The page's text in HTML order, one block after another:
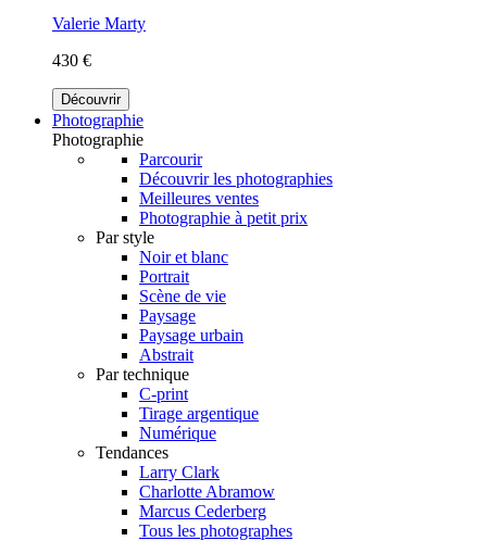
Valerie Marty
430 €
Découvrir
Photographie
Photographie
Parcourir
Découvrir les photographies
Meilleures ventes
Photographie à petit prix
Par style
Noir et blanc
Portrait
Scène de vie
Paysage
Paysage urbain
Abstrait
Par technique
C-print
Tirage argentique
Numérique
Tendances
Larry Clark
Charlotte Abramow
Marcus Cederberg
Tous les photographes